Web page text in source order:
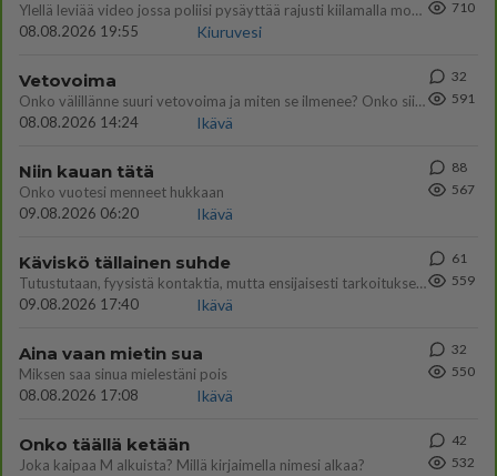
Ylellä leviää video jossa poliisi pysäyttää rajusti kiilamalla mopo pojan. Toivottavasti poliisi ottaa tuosta mallia myö
08.08.2026 19:55
Kiuruvesi
710
Vetovoima
Onko välillänne suuri vetovoima ja miten se ilmenee? Onko siitä haittaa?
08.08.2026 14:24
Ikävä
32
591
Niin kauan tätä
Onko vuotesi menneet hukkaan
09.08.2026 06:20
Ikävä
88
567
Käviskö tällainen suhde
Tutustutaan, fyysistä kontaktia, mutta ensijaisesti tarkoituksena ei ole aloittaa mitään virallista tai rikkoa mitään? E
09.08.2026 17:40
Ikävä
61
559
Aina vaan mietin sua
Miksen saa sinua mielestäni pois
08.08.2026 17:08
Ikävä
32
550
Onko täällä ketään
Joka kaipaa M alkuista? Millä kirjaimella nimesi alkaa?
42
532